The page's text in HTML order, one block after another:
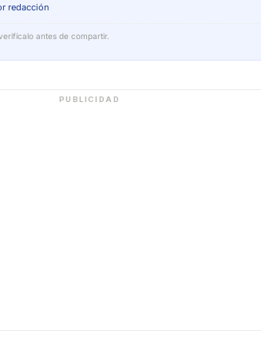
redacción
antes de compartir.
PUBLICIDAD